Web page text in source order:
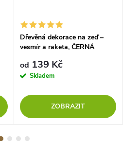
Dřevěná dekorace na zeď –
vesmír a raketa, ČERNÁ
od 139 Kč
Skladem
ZOBRAZIT